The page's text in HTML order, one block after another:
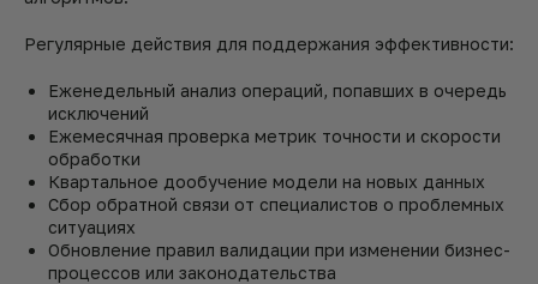
Регулярные действия для поддержания эффективности:
Еженедельный анализ операций, попавших в очередь
исключений
Ежемесячная проверка метрик точности и скорости
обработки
Квартальное дообучение модели на новых данных
Сбор обратной связи от специалистов о проблемных
ситуациях
Обновление правил валидации при изменении бизнес-
процессов или законодательства